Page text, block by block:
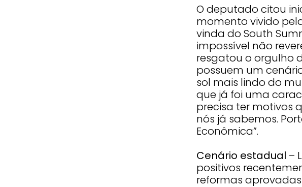
O deputado citou
momento vivido
vinda do South
impossível não
resgatou o orgulho
possuem um
sol mais lindo do
que já foi uma
precisa ter motivos
nós já sabemos.
Econômica”.
Cenário estadual –
positivos
reformas